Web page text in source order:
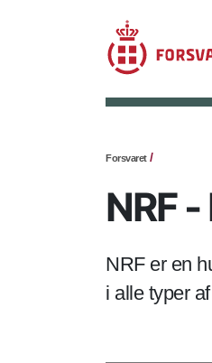
Forsvaret
NRF
NRF er en
i alle typer